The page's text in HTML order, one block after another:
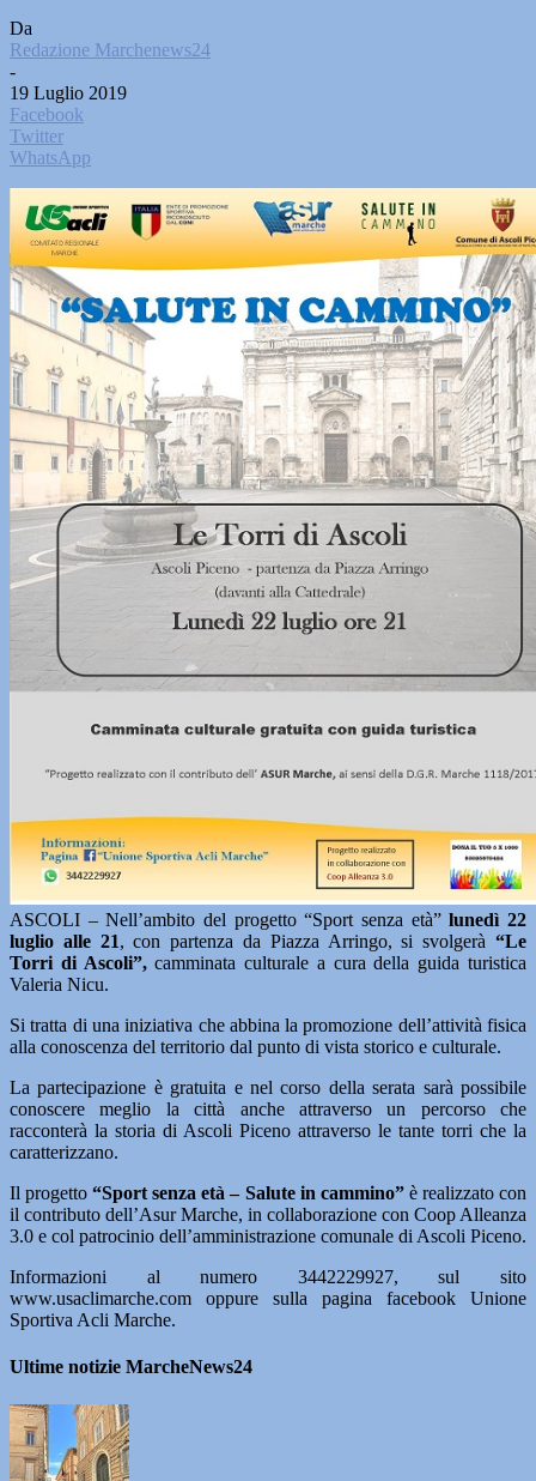
Da
Redazione Marchenews24
-
19 Luglio 2019
Facebook
Twitter
WhatsApp
ASCOLI – Nell’ambito del progetto “Sport senza età”lunedì 22
luglio alle 21, con partenza da Piazza Arringo, si svolgerà “Le
Torri di Ascoli”,camminata culturale a cura della guida turistica
Valeria Nicu.
Si tratta di una iniziativa che abbina la promozione dell’attività fisica
alla conoscenza del territorio dal punto di vista storico e culturale.
La partecipazione è gratuita e nel corso della serata sarà possibile
conoscere meglio la città anche attraverso un percorso che
racconterà la storia di Ascoli Piceno attraverso le tante torri che la
caratterizzano.
Il progetto“Sport senza età – Salute in cammino”è realizzato con
il contributo dell’Asur Marche, in collaborazione con Coop Alleanza
3.0 e col patrocinio dell’amministrazione comunale di Ascoli Piceno.
Informazioni al numero 3442229927, sul sito
www.usaclimarche.com oppure sulla pagina facebook Unione
Sportiva Acli Marche.
Ultime notizie MarcheNews24